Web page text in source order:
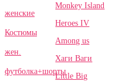
женские
Костюмы
жен.
футболка+шорты
Monkey Island
Heroes IV
Among us
Хаги Ваги
Little Big